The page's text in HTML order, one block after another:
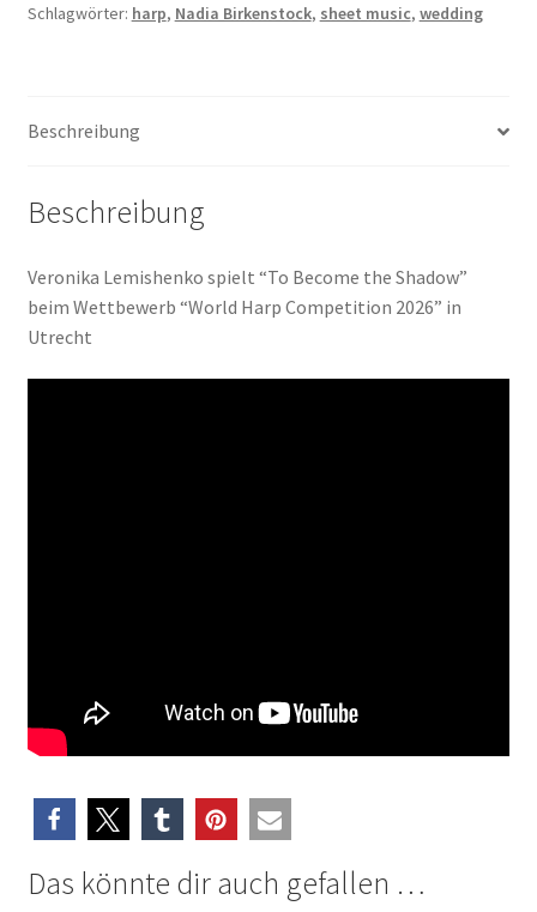
Menge
Schlagwörter: harp, Nadia Birkenstock, sheet music, wedding
Beschreibung
Beschreibung
Veronika Lemishenko spielt “To Become the Shadow”
beim Wettbewerb “World Harp Competition 2026” in
Utrecht
Das könnte dir auch gefallen …